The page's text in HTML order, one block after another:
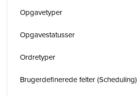
Opgavetyper
Opgavestatusser
Ordretyper
Brugerdefinerede felter (Scheduling)